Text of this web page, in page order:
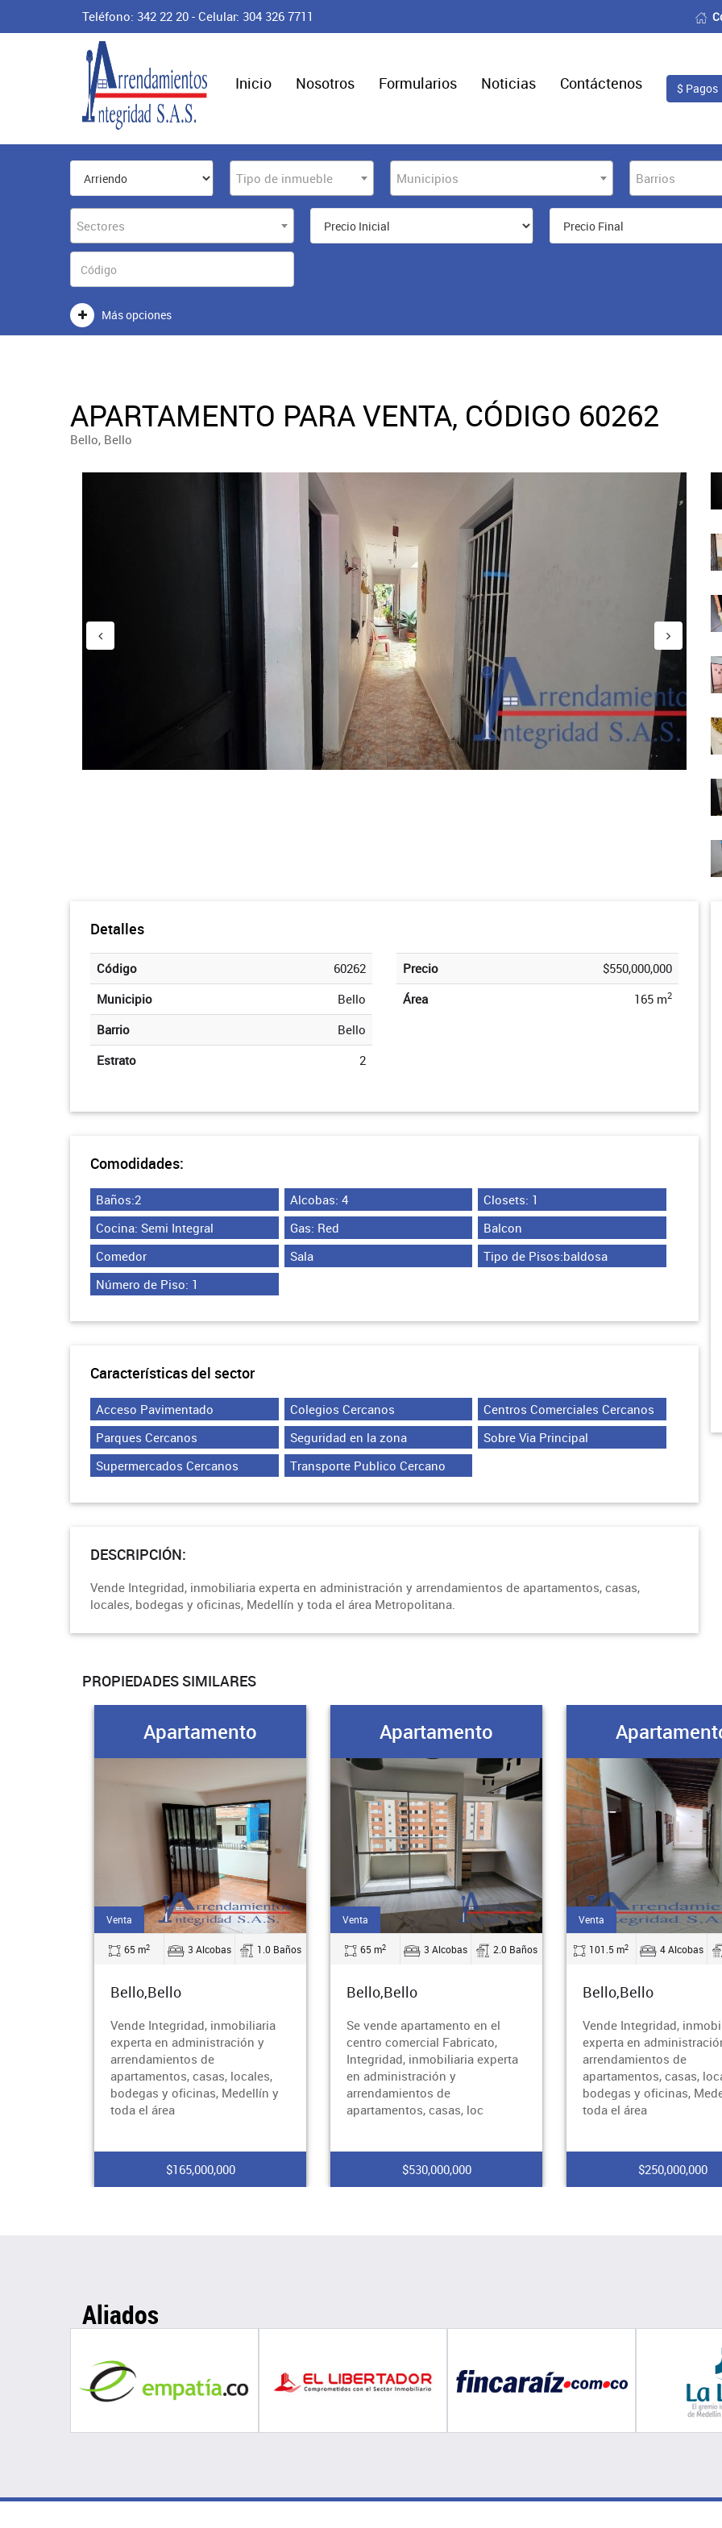
Teléfono: 342 22 20 - Celular: 304 326 7711
Inicio Nosotros Formularios Noticias Contáctenos $ Pagos
Tipo de inmueble Municipios Barrios
Sectores
Más opciones
APARTAMENTO PARA VENTA, CÓDIGO 60262
Bello, Bello
Detalles
Código
60262
Municipio
Bello
Barrio
Bello
Estrato
2
Precio
$550,000,000
Área
165 m2
Comodidades:
Baños:2 Alcobas: 4
Closets: 1
Cocina: Semi Integral
Gas: Red
Balcon
Comedor
Sala
Tipo de Pisos:baldosa
Número de Piso: 1
Características del sector
Acceso Pavimentado Colegios Cercanos
Centros Comerciales Cercanos
Parques Cercanos
Seguridad en la zona
Sobre Via Principal
Supermercados Cercanos
Transporte Publico Cercano
DESCRIPCIÓN:
Vende Integridad, inmobiliaria experta en administración y arrendamientos de apartamentos, casas,
locales, bodegas y oficinas, Medellín y toda el área Metropolitana.
PROPIEDADES SIMILARES
Apartamento
Venta
65 m2 3 Alcobas 1.0 Baños
Bello,Bello
Vende Integridad, inmobiliaria
experta en administración y
arrendamientos de
apartamentos, casas, locales,
bodegas y oficinas, Medellín y
toda el área
$165,000,000
Apartamento
Venta
65 m2 3 Alcobas 2.0 Baños
Bello,Bello
Se vende apartamento en el
centro comercial Fabricato,
Integridad, inmobiliaria experta
en administración y
arrendamientos de
apartamentos, casas, loc
$530,000,000
Venta
101.5 m2 4 Alcobas
Bello,Bello
Vende Integridad,
experta en
arrendamientos de
apartamentos, casas,
bodegas y oficinas,
toda el área
$250,000,000
Aliados